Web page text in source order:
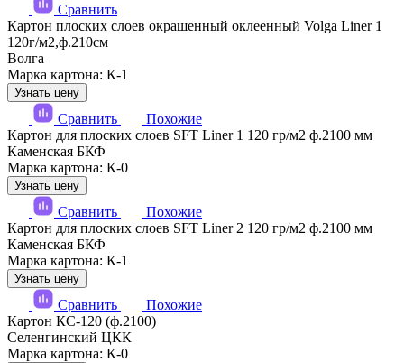
Сравнить
Картон плоских слоев окрашенный оклеенный Volga Liner 1
120г/м2,ф.210см
Волга
Марка картона: К-1
Узнать цену
Сравнить
Похожие
Картон для плоских слоев SFT Liner 1 120 гр/м2 ф.2100 мм
Каменская БКФ
Марка картона: К-0
Узнать цену
Сравнить
Похожие
Картон для плоских слоев SFT Liner 2 120 гр/м2 ф.2100 мм
Каменская БКФ
Марка картона: К-1
Узнать цену
Сравнить
Похожие
Картон КС-120 (ф.2100)
Селенгинский ЦКК
Марка картона: К-0